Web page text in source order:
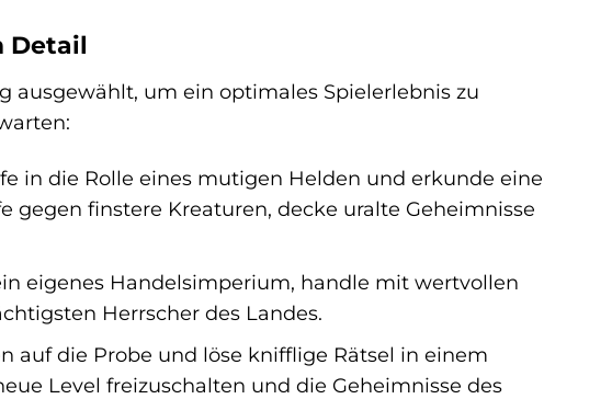
Detail
ausgewählt, um ein optimales Spielerlebnis zu
in die Rolle eines mutigen Helden und erkunde eine
gegen finstere Kreaturen, decke uralte Geheimnisse
eigenes Handelsimperium, handle mit wertvollen
Herrscher des Landes.
auf die Probe und löse knifflige Rätsel in einem
Level freizuschalten und die Geheimnisse des